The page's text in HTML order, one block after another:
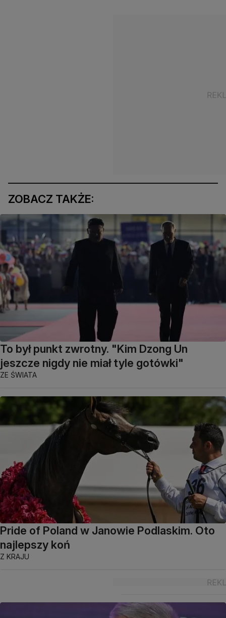
ZOBACZ TAKŻE:
To był punkt zwrotny. "Kim Dzong Un
jeszcze nigdy nie miał tyle gotówki"
ZE ŚWIATA
Pride of Poland w Janowie Podlaskim. Oto
najlepszy koń
Z KRAJU